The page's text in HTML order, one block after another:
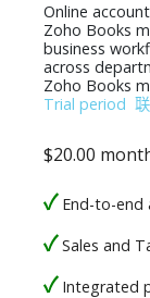
Online
Zoho Books
business
across
Zoho Books
Trial period
$20.00
End-to-end
Sales and
Integrated